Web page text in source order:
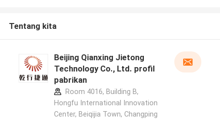
Tentang kita
Beijing Qianxing Jietong
Technology Co., Ltd. profil
pabrikan
Room 4016, Building B,
Hongfu International Innovation
Center, Beiqijia Town, Changping